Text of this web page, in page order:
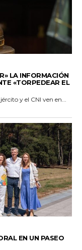
LA INFORMACIÓN
«TORPEDEAR EL
y el CNI ven en...
EN UN PASEO